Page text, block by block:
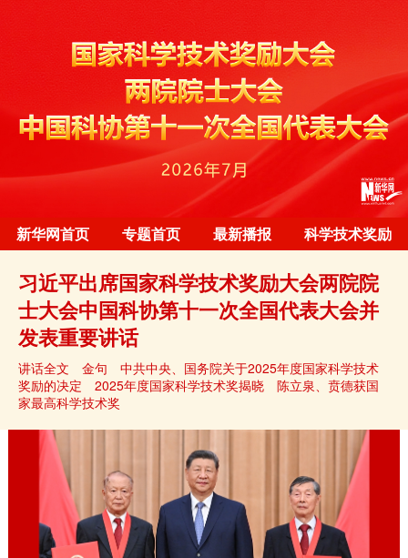
新华网首页 专题首页 最新播报 科学技术奖励
习近平出席国家科学技术奖励大会两院院
士大会中国科协第十一次全国代表大会并
发表重要讲话
讲话全文 金句
中共中央、国务院关于2025年度国家科学技术
奖励的决定
2025年度国家科学技术奖揭晓
陈立泉、贲德获国
家最高科学技术奖